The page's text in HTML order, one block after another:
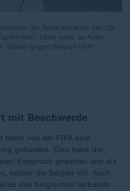
der Roten Karte für den US-
Ideal wäre, so Adler,
Spieler gegen Belgien nicht
mit Beschwerde
hatte von der FIFA eine
gefordert. Dies habe der
Einspruch gewertet und als
teilten die Belgier mit. Auch
des belgischen Verbands